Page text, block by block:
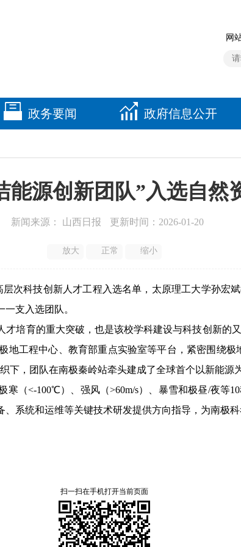
网
政务要闻 政府信息公开
能源创新团队”入选自然
新闻来源： 山西日报 更新时间：2026-01-20
放大 正常 缩小
次科技创新人才工程入选名单，太原理工大学孙宏
支入选团队。
培育的重大突破，也是该校学科建设与科技创新的
工程中心、教育部重点实验室等平台，紧密围绕
，团队在南极秦岭站牵头建成了全球首个以新能源
（<-100℃）、强风（>60m/s）、暴雪和极昼/夜等
系统和运维等关键技术研发提供方向指导，为南极
扫一扫在手机打开当前页面